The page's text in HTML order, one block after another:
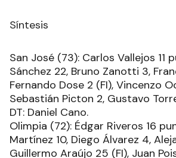
Síntesis
San José (73): Carlos Vallejos 11
Sánchez 22, Bruno Zanotti 3,
Fernando Dose 2 (FI), Vincenzo
Sebastián Picton 2, Gustavo
DT: Daniel Cano.
Olimpia (72): Édgar Riveros 16
Martínez 10, Diego Álvarez 4,
Guillermo Araújo 25 (FI), Juan